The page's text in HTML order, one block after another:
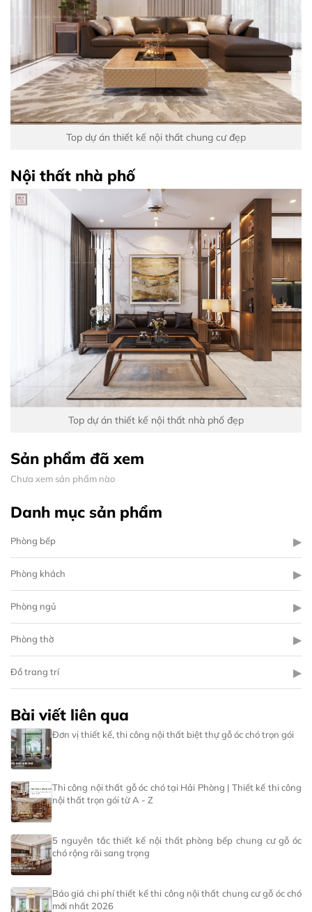
Top dự án thiết kế nội thất chung cư đẹp
Nội thất nhà phố
Top dự án thiết kế nội thất nhà phố đẹp
Sản phẩm đã xem
Chưa xem sản phẩm nào
Danh mục sản phẩm
Phòng bếp ▶
Phòng khách ▶
Phòng ngủ ▶
Phòng thờ ▶
Đồ trang trí ▶
Bài viết liên qua
Đơn vị thiết kế, thi công nội thất biệt thự gỗ óc chó trọn gói
Thi công nội thất gỗ óc chó tại Hải Phòng | Thiết kế thi công
nội thất trọn gói từ A - Z
5 nguyên tắc thiết kế nội thất phòng bếp chung cư gỗ óc
chó rộng rãi sang trọng
Báo giá chi phí thiết kế thi công nội thất chung cư gỗ óc chó
mới nhất 2026